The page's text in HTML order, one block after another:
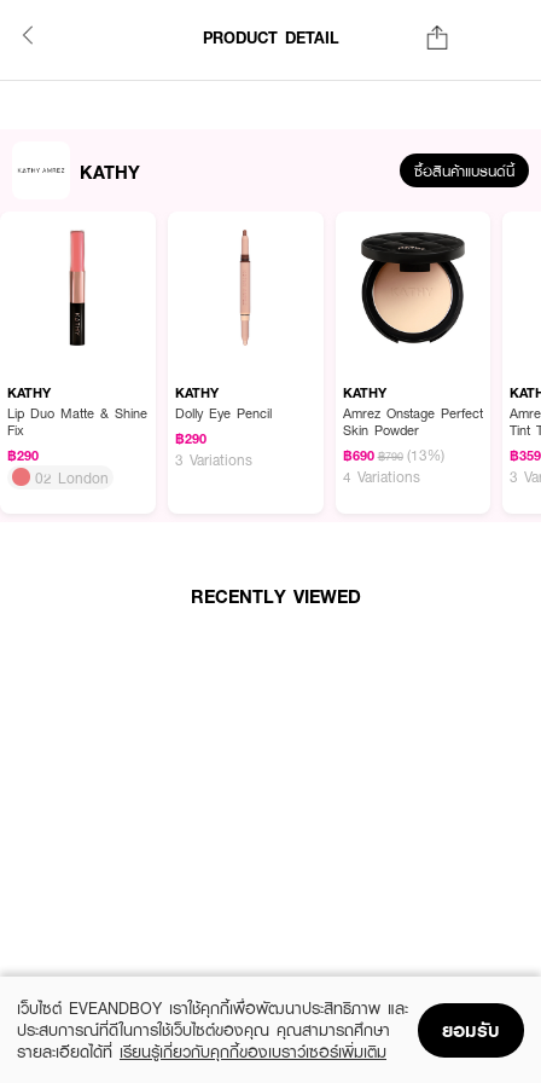
PRODUCT DETAIL
KATHY ซื้อสินค้าแบรนด์นี้
KATHY
Lip Duo Matte & Shine
Fix
฿290
02 London
KATHY
Dolly Eye Pencil
฿290
3 Variations
KATHY
Amrez Onstage Perfect
Skin Powder
฿690 ฿790 (13%)
4 Variations
Tint
฿359
3
RECENTLY VIEWED
เว็บไซต์ EVEANDBOY เราใช้คุกกี้เพื่อพัฒนาประสิทธิภาพ และ
ประสบการณ์ที่ดีในการใช้เว็บไซต์ของคุณ คุณสามารถศึกษา
รายละเอียดได้ที่ เรียนรู้เกี่ยวกับคุกกี้ของเบราว์เซอร์เพิ่มเติม
ยอมรับ